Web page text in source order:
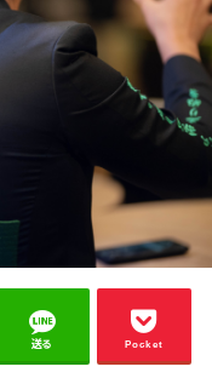
送る Pocket